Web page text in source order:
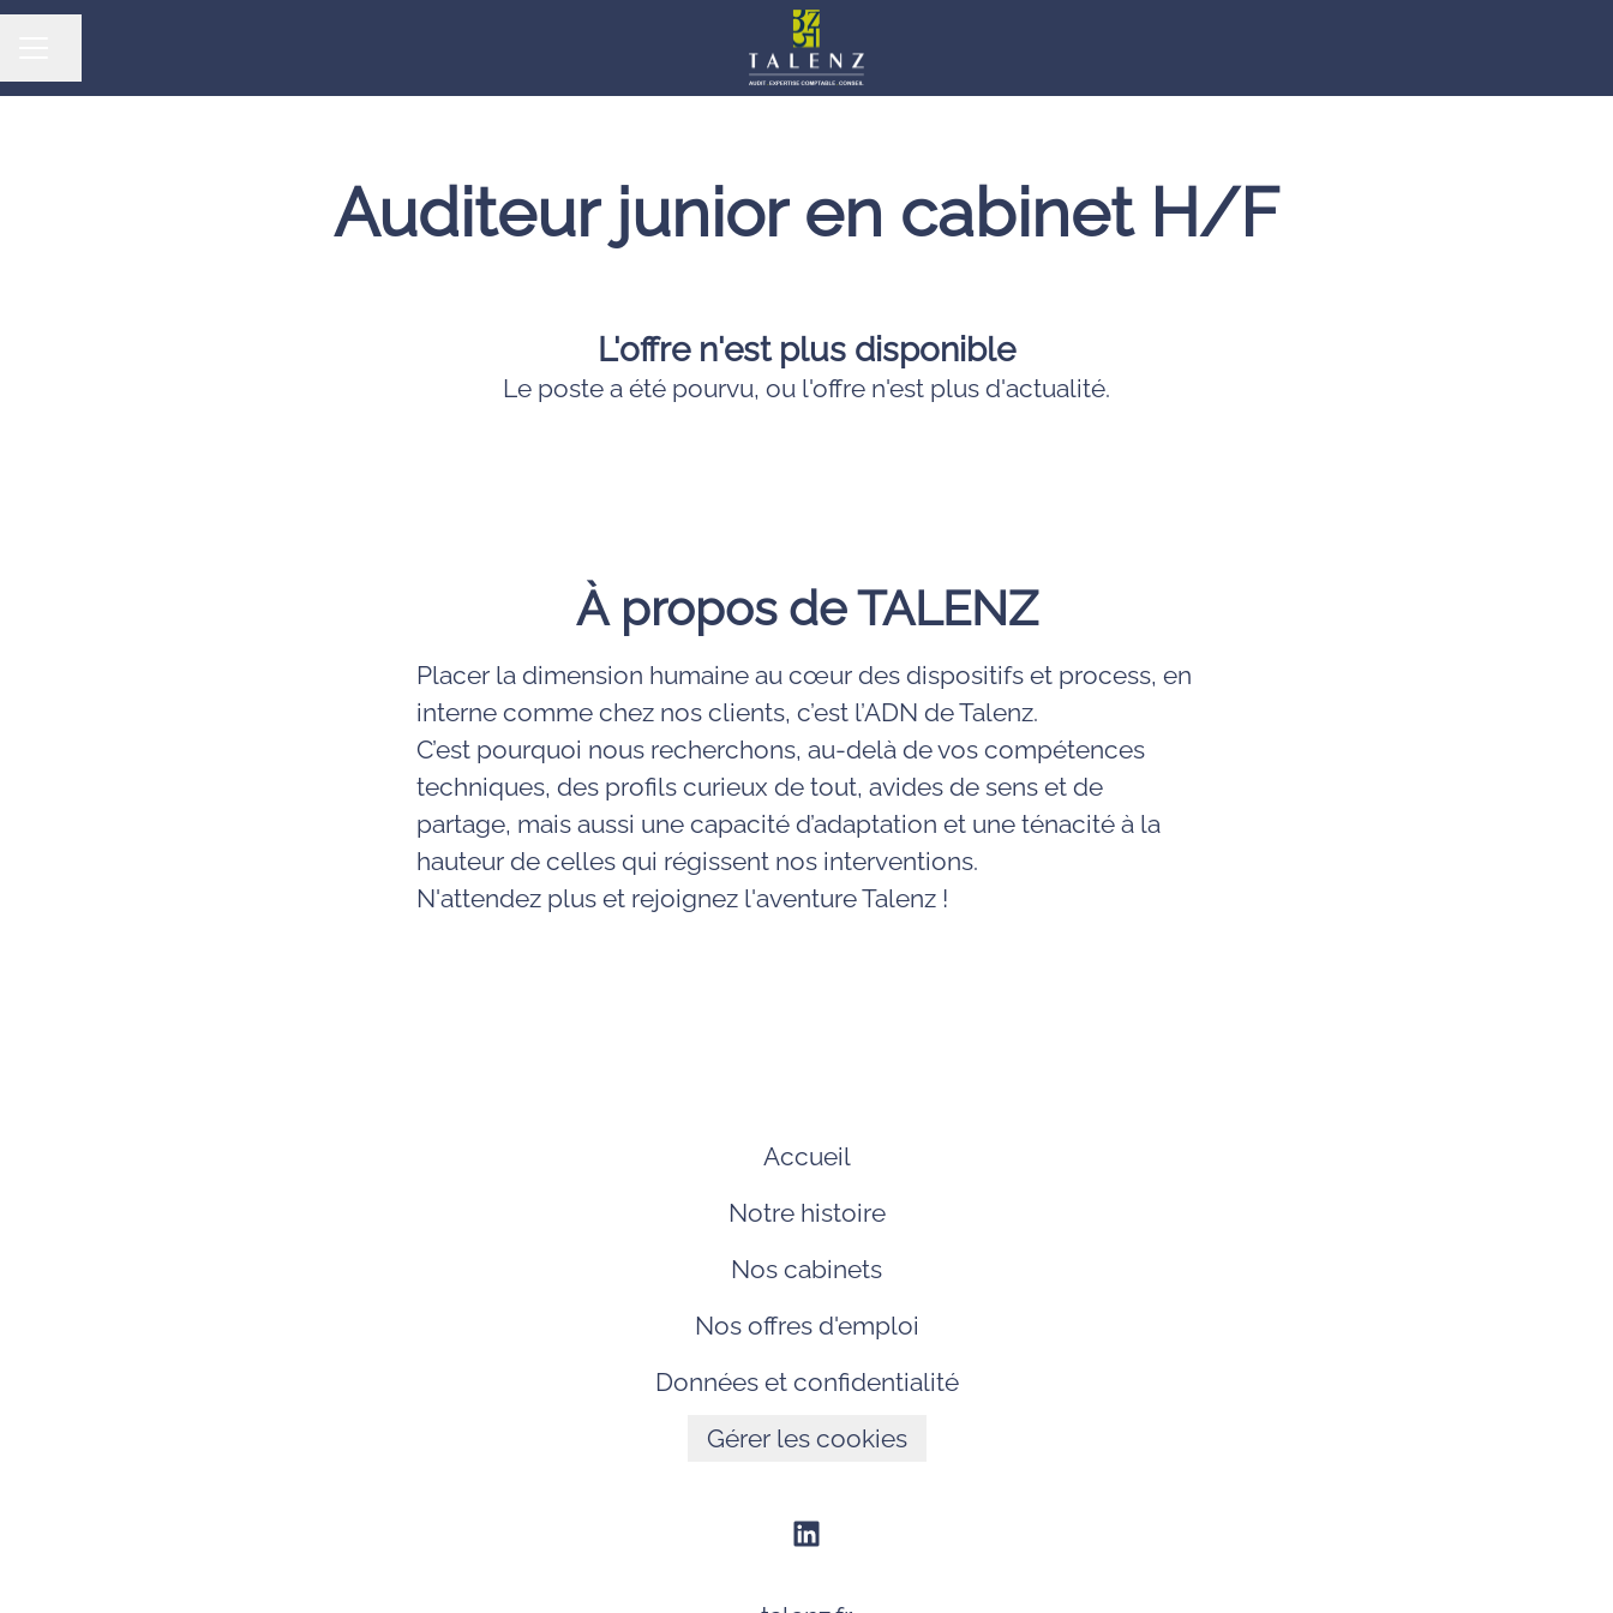
Auditeur junior en cabinet H/F
L'offre n'est plus disponible
Le poste a été pourvu, ou l'offre n'est plus d'actualité.
À propos de TALENZ
Placer la dimension humaine au cœur des dispositifs et process, en
interne comme chez nos clients, c’est l’ADN de Talenz.
C’est pourquoi nous recherchons, au-delà de vos compétences
techniques, des profils curieux de tout, avides de sens et de
partage, mais aussi une capacité d’adaptation et une ténacité à la
hauteur de celles qui régissent nos interventions.
N'attendez plus et rejoignez l'aventure Talenz !
Accueil
Notre histoire
Nos cabinets
Nos offres d'emploi
Données et confidentialité
Gérer les cookies